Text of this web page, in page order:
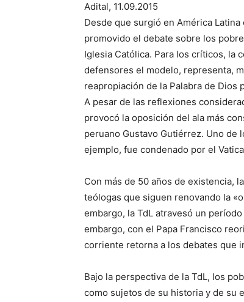
Adital, 11.09.2015
Desde que surgió en América
promovido el debate sobre los
Iglesia Católica. Para los críticos, la
defensores el modelo, representa,
reapropiación de la Palabra de Dios
A pesar de las reflexiones
provocó la oposición del ala más
peruano Gustavo Gutiérrez. Uno de
ejemplo, fue condenado por el
Con más de 50 años de existencia,
teólogas que siguen renovando la
embargo, la TdL atravesó un
embargo, con el Papa Francisco
corriente retorna a los debates que
Bajo la perspectiva de la TdL, los
como sujetos de su historia y de su